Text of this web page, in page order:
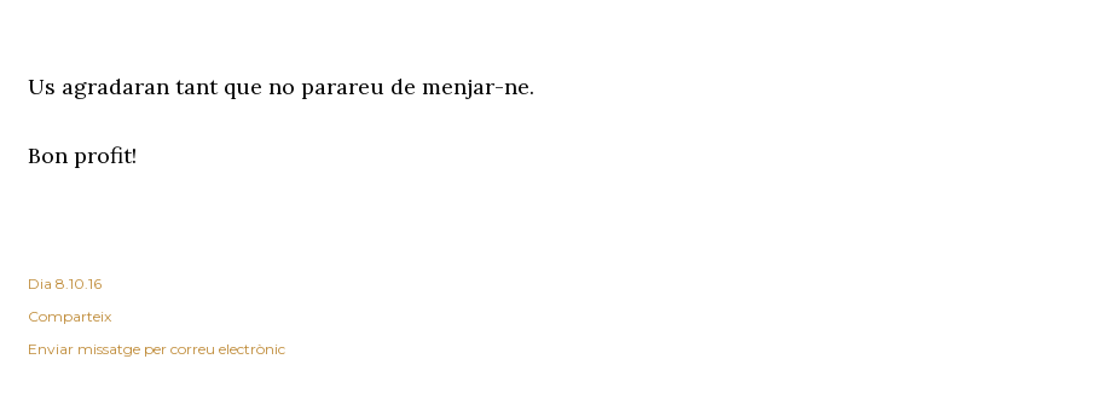
Us agradaran tant que no parareu de menjar-ne.
Bon profit!
Dia 8.10.16
Comparteix
Enviar missatge per correu electrònic